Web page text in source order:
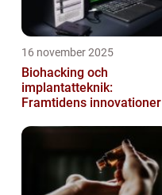
16 november 2025
Biohacking och
implantatteknik:
Framtidens innovationer